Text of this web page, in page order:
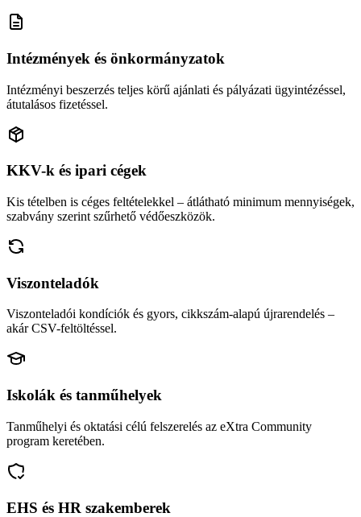
Intézmények és önkormányzatok
Intézményi beszerzés teljes körű ajánlati és pályázati ügyintézéssel,
átutalásos fizetéssel.
KKV-k és ipari cégek
Kis tételben is céges feltételekkel – átlátható minimum mennyiségek,
szabvány szerint szűrhető védőeszközök.
Viszonteladók
Viszonteladói kondíciók és gyors, cikkszám-alapú újrarendelés –
akár CSV-feltöltéssel.
Iskolák és tanműhelyek
Tanműhelyi és oktatási célú felszerelés az eXtra Community
program keretében.
EHS és HR szakemberek